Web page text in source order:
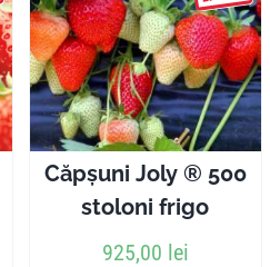
Căpșuni Joly ® 500
stoloni frigo
925,00 lei